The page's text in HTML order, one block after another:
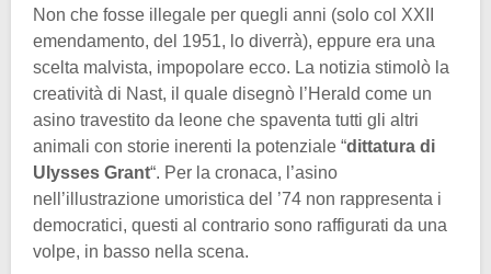
Non che fosse illegale per quegli anni (solo col XXII
emendamento, del 1951, lo diverrà), eppure era una
scelta malvista, impopolare ecco. La notizia stimolò la
creatività di Nast, il quale disegnò l’Herald come un
asino travestito da leone che spaventa tutti gli altri
animali con storie inerenti la potenziale “dittatura di
Ulysses Grant“. Per la cronaca, l’asino
nell’illustrazione umoristica del ’74 non rappresenta i
democratici, questi al contrario sono raffigurati da una
volpe, in basso nella scena.